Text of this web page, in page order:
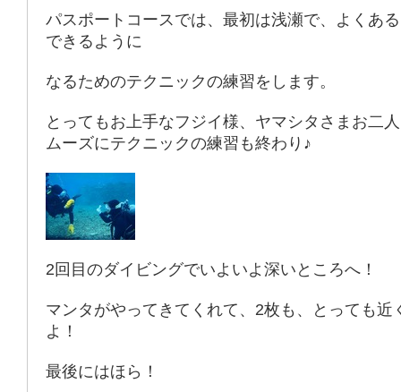
パスポートコースでは、最初は浅瀬で、よくあ
できるように
なるためのテクニックの練習をします。
とってもお上手なフジイ様、ヤマシタさまお二
ムーズにテクニックの練習も終わり♪
2回目のダイビングでいよいよ深いところへ！
マンタがやってきてくれて、2枚も、とっても近
よ！
最後にはほら！